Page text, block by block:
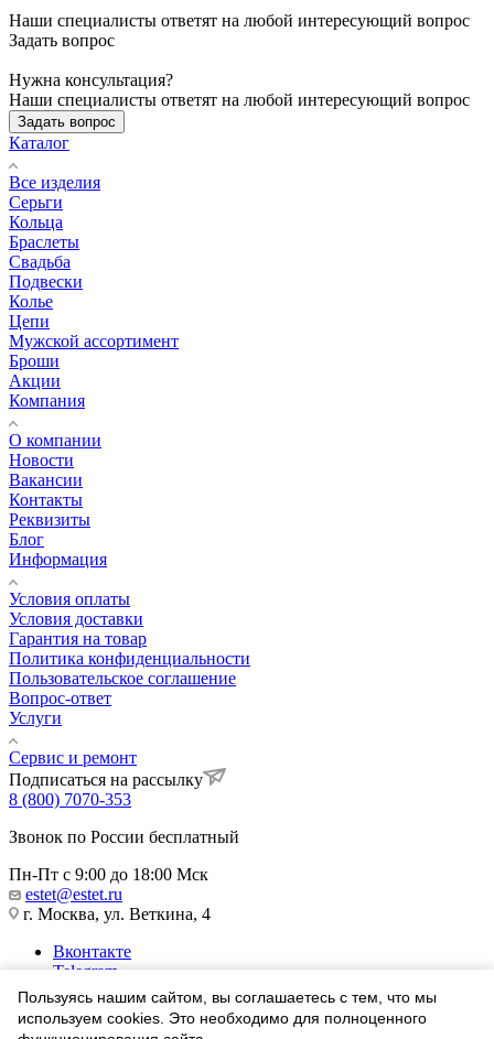
Наши специалисты ответят на любой интересующий вопрос
Задать вопрос
Нужна консультация?
Наши специалисты ответят на любой интересующий вопрос
Задать вопрос
Каталог
Все изделия
Серьги
Кольца
Браслеты
Свадьба
Подвески
Колье
Цепи
Мужской ассортимент
Броши
Акции
Компания
О компании
Новости
Вакансии
Контакты
Реквизиты
Блог
Информация
Условия оплаты
Условия доставки
Гарантия на товар
Политика конфиденциальности
Пользовательское соглашение
Вопрос-ответ
Услуги
Сервис и ремонт
Подписаться на рассылку
8 (800) 7070-353
Звонок по России бесплатный
Пн-Пт с 9:00 до 18:00 Мск
estet@estet.ru
г. Москва, ул. Веткина, 4
Вконтакте
Telegram
Одноклассники
WhatsApp
Пользуясь нашим сайтом, вы соглашаетесь с тем, что мы
используем cookies. Это необходимо для полноценного